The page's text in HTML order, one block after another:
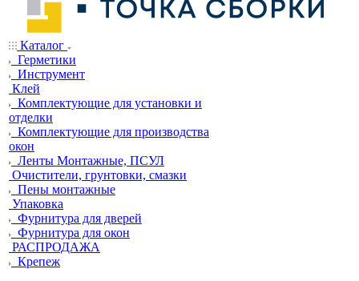
Каталог
Герметики
Инструмент
Клей
Комплектующие для установки и
отделки
Комплектующие для производства
окон
Ленты Монтажные, ПСУЛ
Очистители, грунтовки, смазки
Пены монтажные
Упаковка
Фурнитура для дверей
Фурнитура для окон
РАСПРОДАЖА
Крепеж